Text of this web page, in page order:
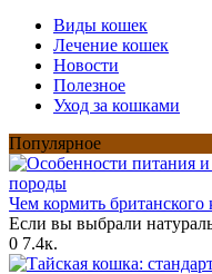
Виды кошек
Лечение кошек
Новости
Полезное
Уход за кошками
Популярное
Чем кормить британского
Если вы выбрали
0 7.4к.